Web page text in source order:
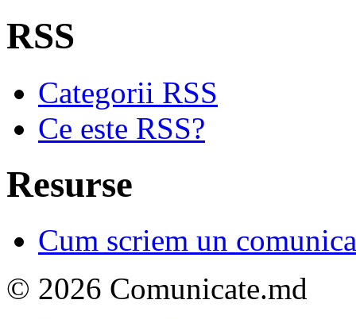
RSS
Categorii RSS
Ce este RSS?
Resurse
Cum scriem un
© 2026 Comunicate.md